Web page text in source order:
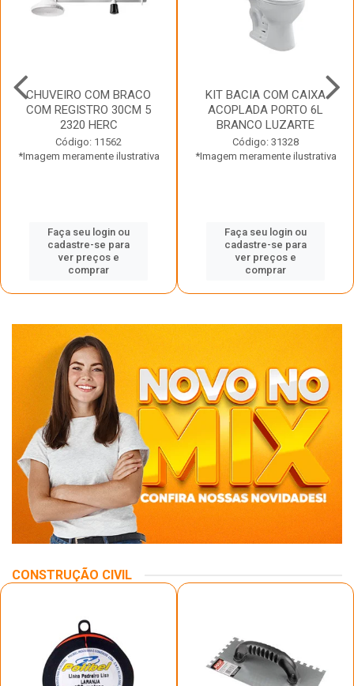
CHUVEIRO COM BRACO
COM REGISTRO 30CM 5
2320 HERC
Código: 11562
*Imagem meramente ilustrativa
Faça seu login ou
cadastre-se para
ver preços e
comprar
KIT BACIA COM CAIXA
ACOPLADA PORTO 6L
BRANCO LUZARTE
Código: 31328
*Imagem meramente ilustrativa
Faça seu login ou
cadastre-se para
ver preços e
comprar
CONSTRUÇÃO CIVIL